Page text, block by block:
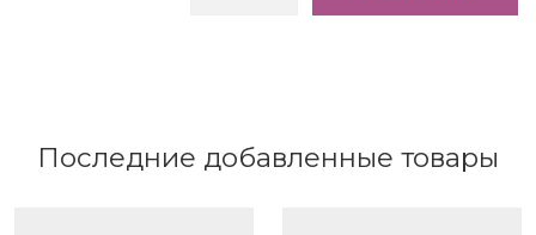
Оливковый/
Персик
Последние добавленные товары